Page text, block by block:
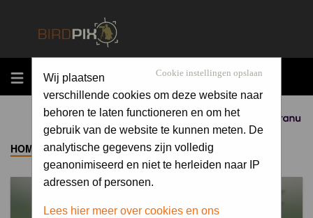
MENU
Sponsored by
Cookie instellingen opslaan
Wij plaatsen
verschillende cookies om deze website naar
behoren te laten functioneren en om het
gebruik van de website te kunnen meten. De
analytische gegevens zijn volledig
geanonimiseerd en niet te herleiden naar IP
adressen of personen.
Lees hier meer over cookies en ons
HOME ->ALBUM